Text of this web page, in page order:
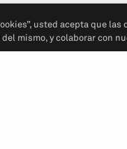
usted acepta que
mismo, y colaborar con